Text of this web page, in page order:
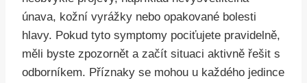
únava, kožní vyrážky nebo opakované bolesti
hlavy. Pokud tyto symptomy pociťujete pravidelně,
měli byste zpozornět a začít situaci aktivně řešit s
odborníkem. Příznaky se mohou u každého jedince